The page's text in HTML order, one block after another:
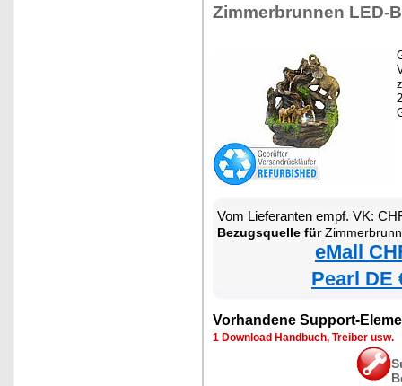
Zimmerbrunnen LED-
Vom Lieferanten empf. VK:
Bezugsquelle für
eMall
Pearl DE
Vorhandene Support-
1 Download Handbuch, Treiber usw.